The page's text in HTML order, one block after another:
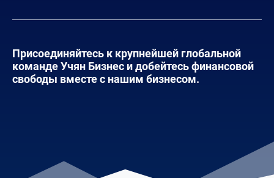
Присоединяйтесь к крупнейшей глобальной
команде Учян Бизнес и добейтесь финансовой
свободы вместе с нашим бизнесом.